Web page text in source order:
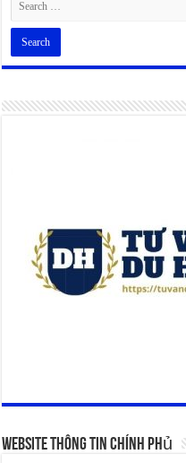
Website Thông Tin Chính Phủ